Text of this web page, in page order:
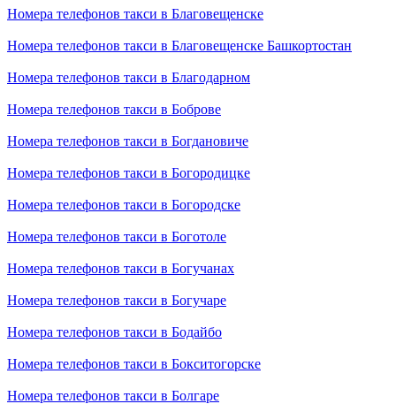
Номера телефонов такси в Благовещенске
Номера телефонов такси в Благовещенске Башкортостан
Номера телефонов такси в Благодарном
Номера телефонов такси в Боброве
Номера телефонов такси в Богдановиче
Номера телефонов такси в Богородицке
Номера телефонов такси в Богородске
Номера телефонов такси в Боготоле
Номера телефонов такси в Богучанах
Номера телефонов такси в Богучаре
Номера телефонов такси в Бодайбо
Номера телефонов такси в Бокситогорске
Номера телефонов такси в Болгаре